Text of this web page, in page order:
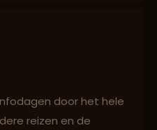
door het hele
reizen en de